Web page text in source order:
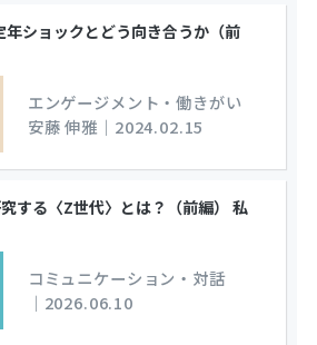
年ショックとどう向き合うか（前
エンゲージメント・働きがい
安藤 伸雅 ｜ 2024.02.15
究する〈Z世代〉とは？（前編） 私
コミュニケーション・対話
｜ 2026.06.10